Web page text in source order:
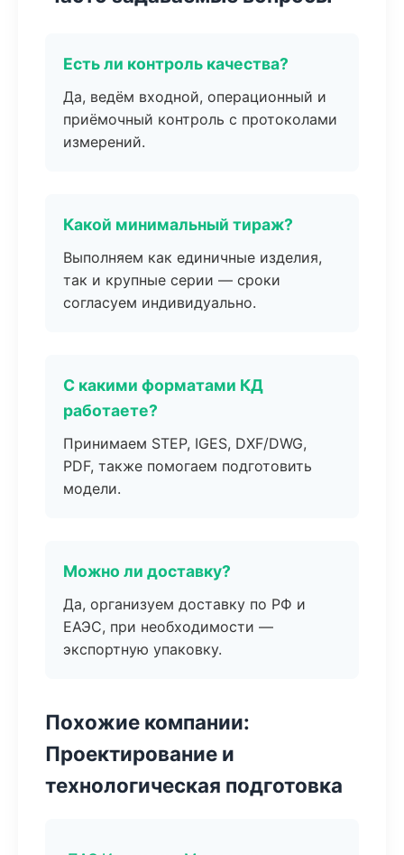
Есть ли контроль качества?
Да, ведём входной, операционный и
приёмочный контроль с протоколами
измерений.
Какой минимальный тираж?
Выполняем как единичные изделия,
так и крупные серии — сроки
согласуем индивидуально.
С какими форматами КД
работаете?
Принимаем STEP, IGES, DXF/DWG,
PDF, также помогаем подготовить
модели.
Можно ли доставку?
Да, организуем доставку по РФ и
ЕАЭС, при необходимости —
экспортную упаковку.
Похожие компании:
Проектирование и
технологическая подготовка